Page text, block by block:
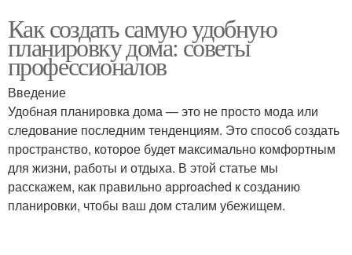
Как создать самую удобную
планировку дома: советы
профессионалов
Введение
Удобная планировка дома — это не просто мода или
следование последним тенденциям. Это способ создать
пространство, которое будет максимально комфортным
для жизни, работы и отдыха. В этой статье мы
расскажем, как правильно approached к созданию
планировки, чтобы ваш дом сталим убежищем.